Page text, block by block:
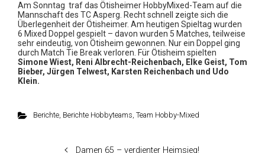
Am Sonntag traf das Ötisheimer HobbyMixed-Team auf die
Mannschaft des TC Asperg. Recht schnell zeigte sich die
Überlegenheit der Ötisheimer. Am heutigen Spieltag wurden
6 Mixed Doppel gespielt – davon wurden 5 Matches, teilweise
sehr eindeutig, von Ötisheim gewonnen. Nur ein Doppel ging
durch Match Tie Break verloren. Für Ötisheim spielten
Simone Wiest, Reni Albrecht-Reichenbach, Elke Geist, Tom
Bieber, Jürgen Telwest, Karsten Reichenbach und Udo
Klein.
Berichte, Berichte Hobbyteams, Team Hobby-Mixed
Damen 65 – verdienter Heimsieg!